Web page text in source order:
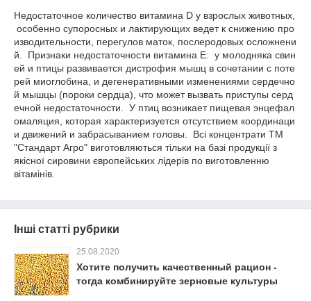
Недостаточное количество витамина D у взрослых животных,
особенно супоросных и лактирующих ведет к снижению про
изводительности, перегулов маток, послеродовых осложнени
й. Признаки недостаточности витамина Е: у молодняка свин
ей и птицы развивается дистрофия мышц в сочетании с поте
рей миоглобина, и дегенеративными изменениями сердечно
й мышцы (пороки сердца), что может вызвать приступы серд
ечной недостаточности. У птиц возникает пищевая энцефал
омаляция, которая характеризуется отсутствием координаци
и движений и забрасыванием головы. Всі концентрати ТМ
"Стандарт Агро" виготовляються тільки на базі продукції з
якісної сировини європейських лідерів по виготовленню
вітамінів.
Інші статті рубрики
25.08.2020
Хотите получить качественный рацион -
тогда комбинируйте зерновые культуры